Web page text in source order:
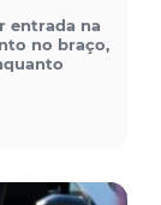
entrada na
no braço,